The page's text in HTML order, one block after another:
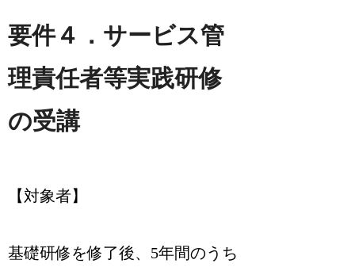
要件４．サービス管
理責任者等実践研修
の受講
【対象者】
基礎研修を修了後、5年間のうち